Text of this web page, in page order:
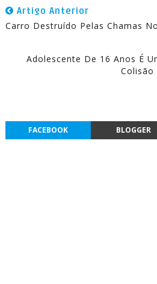
Artigo Anterior
Carro Destruído Pelas Chamas
Adolescente De 16 Anos É
Colisão
FACEBOOK BLOGGER